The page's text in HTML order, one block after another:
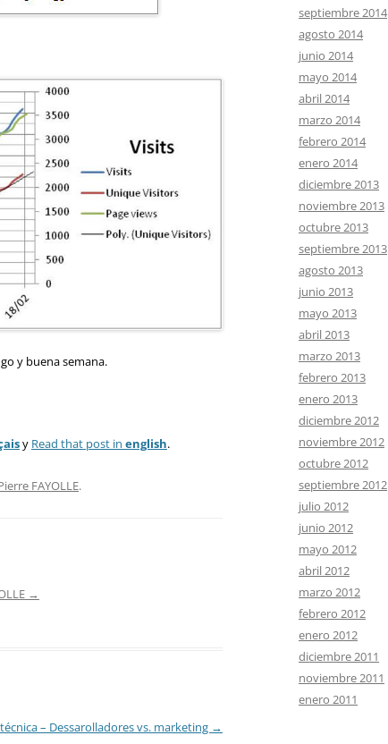
y buena semana.
y Read that post in english.
FAYOLLE.
→
– Dessarolladores vs. marketing →
septiembre 2014
agosto 2014
junio 2014
mayo 2014
abril 2014
marzo 2014
febrero 2014
enero 2014
diciembre 2013
noviembre 2013
octubre 2013
septiembre 2013
agosto 2013
junio 2013
mayo 2013
abril 2013
marzo 2013
febrero 2013
enero 2013
diciembre 2012
noviembre 2012
octubre 2012
septiembre 2012
julio 2012
junio 2012
mayo 2012
abril 2012
marzo 2012
febrero 2012
enero 2012
diciembre 2011
noviembre 2011
enero 2011